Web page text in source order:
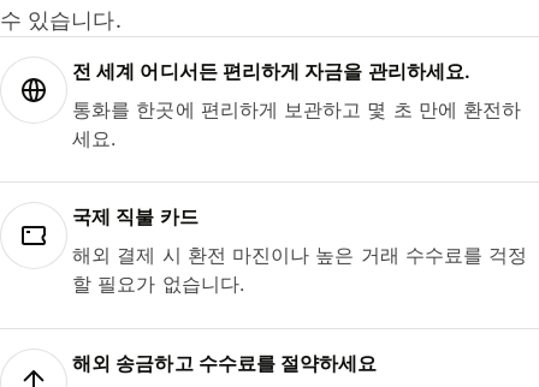
수 있습니다.
전 세계 어디서든 편리하게 자금을 관리하세요.
통화를 한곳에 편리하게 보관하고 몇 초 만에 환전하
세요.
국제 직불 카드
해외 결제 시 환전 마진이나 높은 거래 수수료를 걱정
할 필요가 없습니다.
해외 송금하고 수수료를 절약하세요